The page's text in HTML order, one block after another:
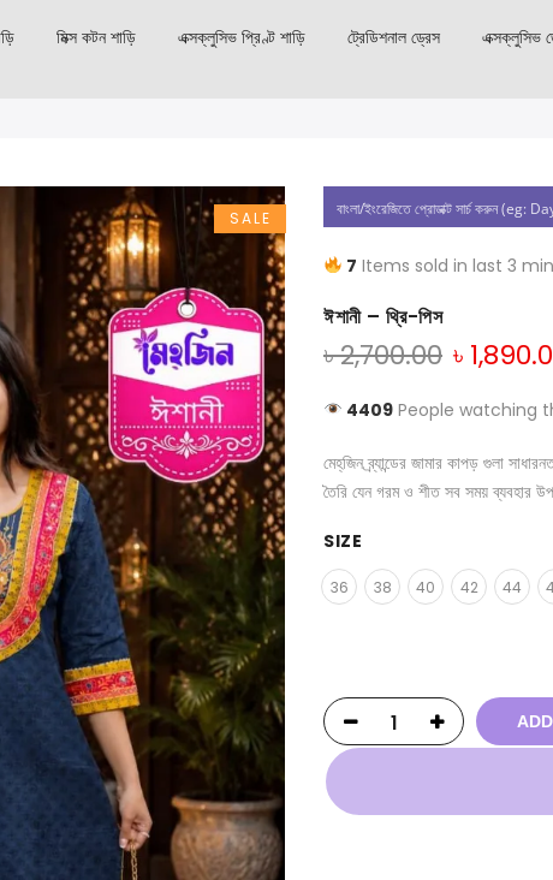
মিক্স কটন শাড়ি এক্সক্লুসিভ প্রিণ্ট শাড়ি ট্রেডিশনাল ড্রেস এক্সক্লুসিভ
SALE
7 Items sold in last 3
ঈশানী – থ্রি-পিস
৳2,700.00 ৳
4409People watching
মেহ্‌জিন ব্র্যান্ডের জামার কাপড় গুলা
তৈরি যেন গরম ও শীত সব সময় ব্যবহার
SIZE
36 38 40 42 44